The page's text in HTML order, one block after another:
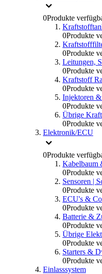
0Produkte
0Produkte
0Produkte
Leitungen,
0Produkte
Kraftstoff
0Produkte
Injektoren
0Produkte
Übrige
0Produkte
Elektronik/ECU
0Produkte
Kabelbaum
0Produkte
Sensoren |
0Produkte
ECU's &
0Produkte
Batterie &
0Produkte
Übrige
0Produkte
Starters &
0Produkte
Einlasssystem